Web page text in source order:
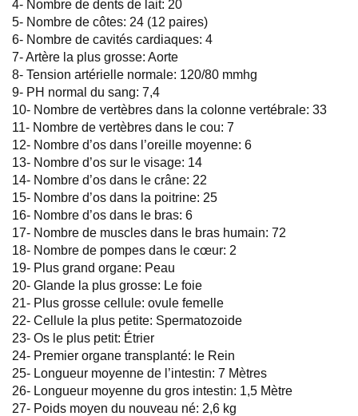
4- Nombre de dents de lait: 20
5- Nombre de côtes: 24 (12 paires)
6- Nombre de cavités cardiaques: 4
7- Artère la plus grosse: Aorte
8- Tension artérielle normale: 120/80 mmhg
9- PH normal du sang: 7,4
10- Nombre de vertèbres dans la colonne vertébrale: 33
11- Nombre de vertèbres dans le cou: 7
12- Nombre d’os dans l’oreille moyenne: 6
13- Nombre d’os sur le visage: 14
14- Nombre d’os dans le crâne: 22
15- Nombre d’os dans la poitrine: 25
16- Nombre d’os dans le bras: 6
17- Nombre de muscles dans le bras humain: 72
18- Nombre de pompes dans le cœur: 2
19- Plus grand organe: Peau
20- Glande la plus grosse: Le foie
21- Plus grosse cellule: ovule femelle
22- Cellule la plus petite: Spermatozoide
23- Os le plus petit: Étrier
24- Premier organe transplanté: le Rein
25- Longueur moyenne de l’intestin: 7 Mètres
26- Longueur moyenne du gros intestin: 1,5 Mètre
27- Poids moyen du nouveau né: 2,6 kg